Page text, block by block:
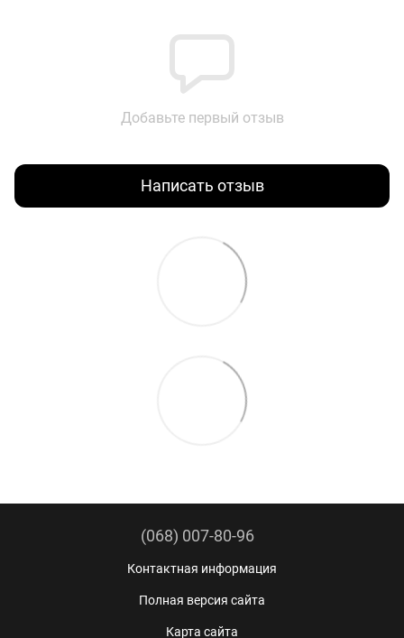
Добавьте первый отзыв
Написать отзыв
(068) 007-80-96
Контактная информация
Полная версия сайта
Карта сайта